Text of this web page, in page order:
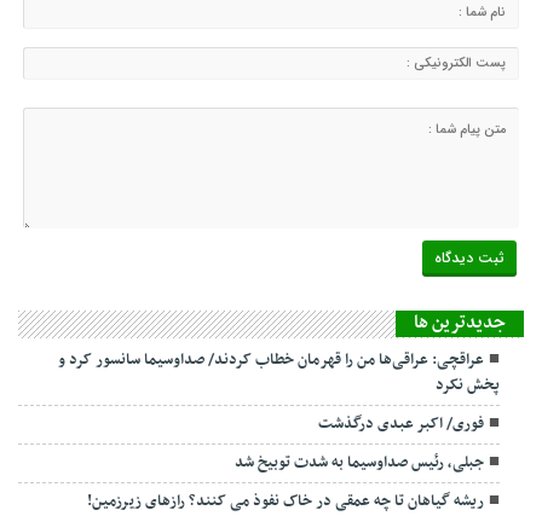
جديدترين ها
عراقچی: عراقی‌ها من را قهرمان خطاب کردند/ صداوسیما سانسور کرد و
پخش نکرد
فوری/ اکبر عبدی درگذشت
جبلی، رئیس صداوسیما به شدت توبیخ شد
ریشه گیاهان تا چه عمقی در خاک نفوذ می کنند؟ رازهای زیرزمین!